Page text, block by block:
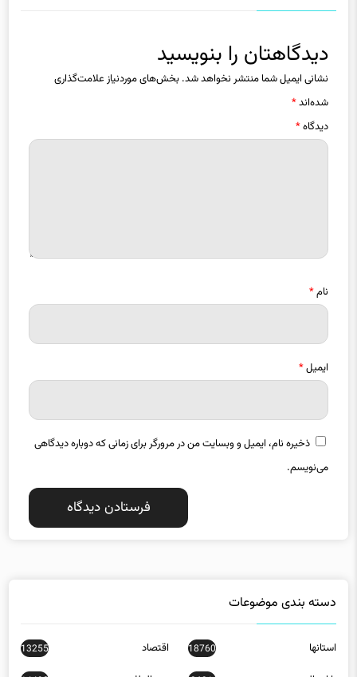
دیدگاهتان را بنویسید
نشانی ایمیل شما منتشر نخواهد شد. بخش‌های موردنیاز علامت‌گذاری
شده‌اند*
دیدگاه*
نام*
ایمیل*
ذخیره نام، ایمیل و وبسایت من در مرورگر برای زمانی که دوباره دیدگاهی
می‌نویسم.
دسته بندی موضوعات
استانها 18760 اقتصاد 13255